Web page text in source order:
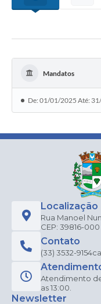
Mandatos
De: 01/01/2025 Até:
Localização
Rua Manoel
CEP: 39816-000
Contato
(33) 3532-9154
Atendimento
as 13:00.
Newsletter